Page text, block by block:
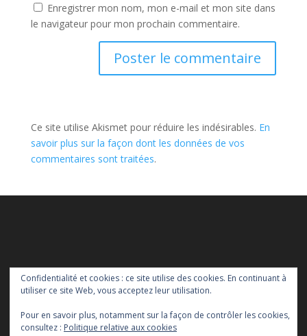
Enregistrer mon nom, mon e-mail et mon site dans
le navigateur pour mon prochain commentaire.
Ce site utilise Akismet pour réduire les indésirables. En
savoir plus sur la façon dont les données de vos
commentaires sont traitées.
Confidentialité et cookies : ce site utilise des cookies. En continuant à
utiliser ce site Web, vous acceptez leur utilisation.
Pour en savoir plus, notamment sur la façon de contrôler les cookies,
consultez : Politique relative aux cookies